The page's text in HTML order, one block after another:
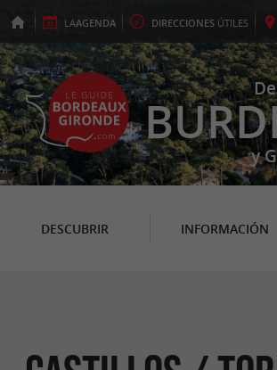
LAAGENDA DIRECCIONES ÚTILES
y
DESCUBRIR INFORMACIÓN